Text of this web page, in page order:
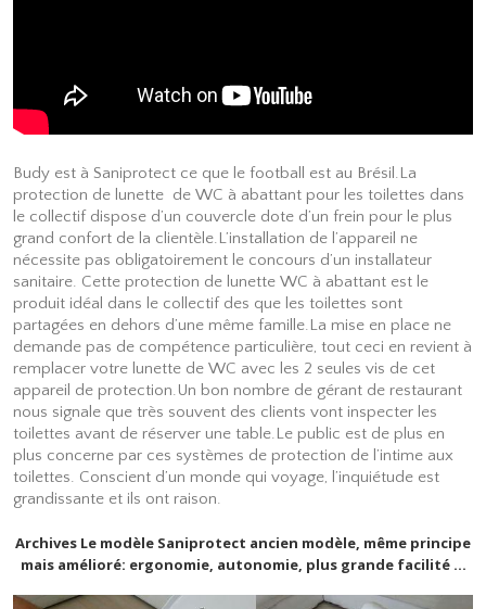
Budy est à Saniprotect ce que le football est au Brésil.La
protection de lunette de WC à abattant pour les toilettes dans
le collectif dispose d’un couvercle dote d’un frein pour le plus
grand confort de la clientèle.L’installation de l’appareil ne
nécessite pas obligatoirement le concours d’un installateur
sanitaire. Cette protection de lunette WC à abattant est le
produit idéal dans le collectif des que les toilettes sont
partagées en dehors d’une même famille.La mise en place ne
demande pas de compétence particulière, tout ceci en revient à
remplacer votre lunette de WC avec les 2 seules vis de cet
appareil de protection.Un bon nombre de gérant de restaurant
nous signale que très souvent des clients vont inspecter les
toilettes avant de réserver une table.Le public est de plus en
plus concerne par ces systèmes de protection de l’intime aux
toilettes. Conscient d’un monde qui voyage, l’inquiétude est
grandissante et ils ont raison.
Archives Le modèle Saniprotect ancien modèle, même principe
mais amélioré: ergonomie, autonomie, plus grande facilité …